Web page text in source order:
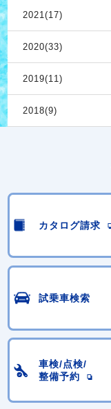
2021(17)
2020(33)
2019(11)
2018(9)
カタログ請求
試乗車検索
車検/点検/
整備予約